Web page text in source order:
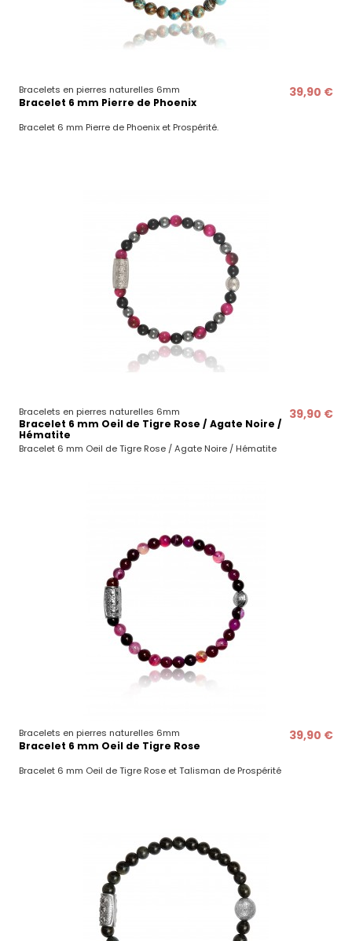
Bracelets en pierres naturelles 6mm
Bracelet 6 mm Pierre de Phoenix
39,90 €
Bracelet 6 mm Pierre de Phoenix et Prospérité.
Bracelets en pierres naturelles 6mm
Bracelet 6 mm Oeil de Tigre Rose / Agate Noire /
Hématite
39,90 €
Bracelet 6 mm Oeil de Tigre Rose / Agate Noire / Hématite
Bracelets en pierres naturelles 6mm
Bracelet 6 mm Oeil de Tigre Rose
39,90 €
Bracelet 6 mm Oeil de Tigre Rose et Talisman de Prospérité